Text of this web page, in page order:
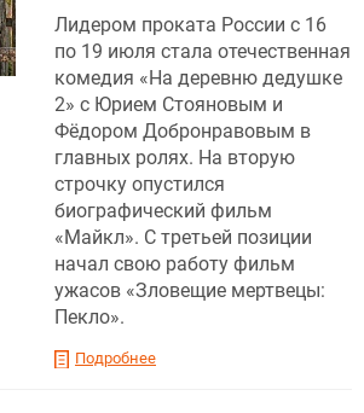
Лидером проката России с 16
по 19 июля стала отечественная
комедия «На деревню дедушке
2» с Юрием Стояновым и
Фёдором Добронравовым в
главных ролях. На вторую
строчку опустился
биографический фильм
«Майкл». С третьей позиции
начал свою работу фильм
ужасов «Зловещие мертвецы:
Пекло».
Подробнее